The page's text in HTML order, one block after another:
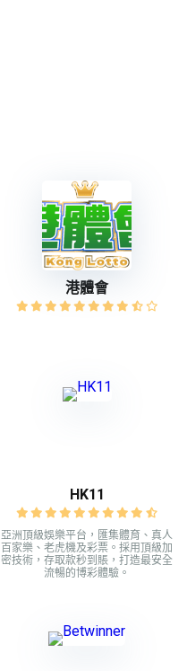
港體會
HK11
亞洲頂級娛樂平台，匯集體育、真人
百家樂、老虎機及彩票。採用頂級加
密技術，存取款秒到賬，打造最安全
流暢的博彩體驗。